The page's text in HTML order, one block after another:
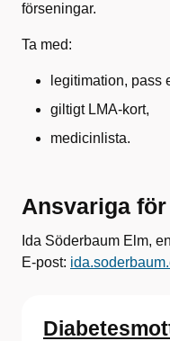
förseningar.
Ta med:
legitimation, pass
giltigt LMA-kort,
medicinlista.
Ansvariga
Ida Söderbaum Elm,
E-post: